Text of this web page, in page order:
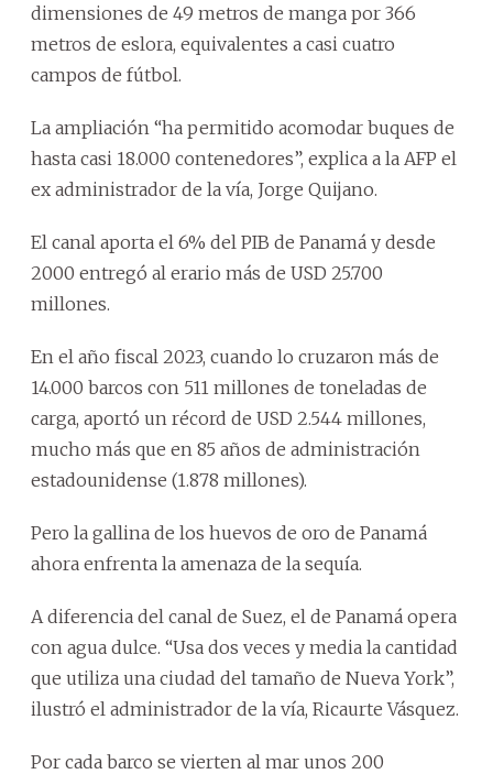
dimensiones de 49 metros de manga por 366
metros de eslora, equivalentes a casi cuatro
campos de fútbol.
La ampliación “ha permitido acomodar buques de
hasta casi 18.000 contenedores”, explica a la AFP el
ex administrador de la vía, Jorge Quijano.
El canal aporta el 6% del PIB de Panamá y desde
2000 entregó al erario más de USD 25.700
millones.
En el año fiscal 2023, cuando lo cruzaron más de
14.000 barcos con 511 millones de toneladas de
carga, aportó un récord de USD 2.544 millones,
mucho más que en 85 años de administración
estadounidense (1.878 millones).
Pero la gallina de los huevos de oro de Panamá
ahora enfrenta la amenaza de la sequía.
A diferencia del canal de Suez, el de Panamá opera
con agua dulce. “Usa dos veces y media la cantidad
que utiliza una ciudad del tamaño de Nueva York”,
ilustró el administrador de la vía, Ricaurte Vásquez.
Por cada barco se vierten al mar unos 200